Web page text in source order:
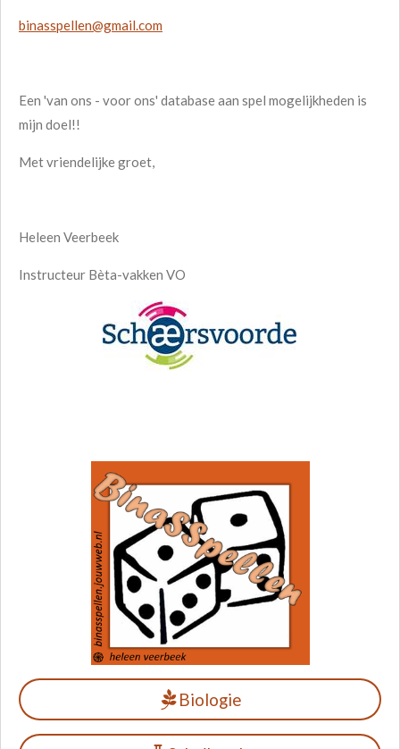
binasspellen@gmail.com
Een 'van ons - voor ons' database aan spel mogelijkheden is
mijn doel!!
Met vriendelijke groet,
Heleen Veerbeek
Instructeur Bèta-vakken VO
Biologie